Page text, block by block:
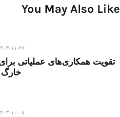
You May Also Like
۱۴۰۳-۱۱-
تقویت همکاری‌های عملیاتی
خارگ
۱۴۰۳-۱۰-